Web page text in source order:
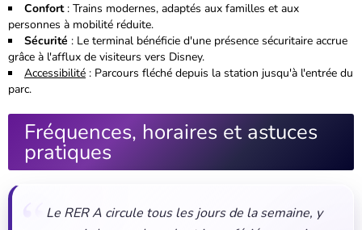
Confort: Trains modernes, adaptés aux familles et aux
personnes à mobilité réduite.
Sécurité : Le terminal bénéficie d'une présence sécuritaire accrue
grâce à l'afflux de visiteurs vers Disney.
Accessibilité : Parcours fléché depuis la station jusqu'à l'entrée du
parc.
Fréquences, horaires et astuces
pratiques
Le RER A circule tous les jours de la semaine, y